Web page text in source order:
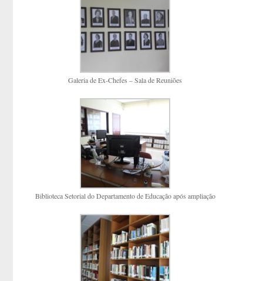
Galeria de Ex-Chefes – Sala de Reuniões
Biblioteca Setorial do Departamento de Educação após ampliação